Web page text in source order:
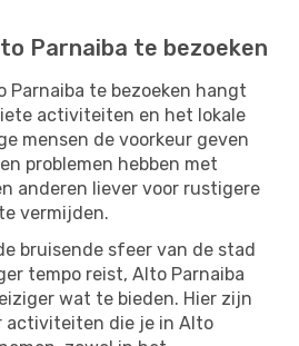
Parnaiba te bezoeken
Parnaiba te bezoeken hangt
activiteiten en het lokale
mensen de voorkeur geven
problemen hebben met
anderen liever voor rustigere
vermijden.
bruisende sfeer van de stad
tempo reist, Alto Parnaiba
wat te bieden. Hier zijn
activiteiten die je in Alto